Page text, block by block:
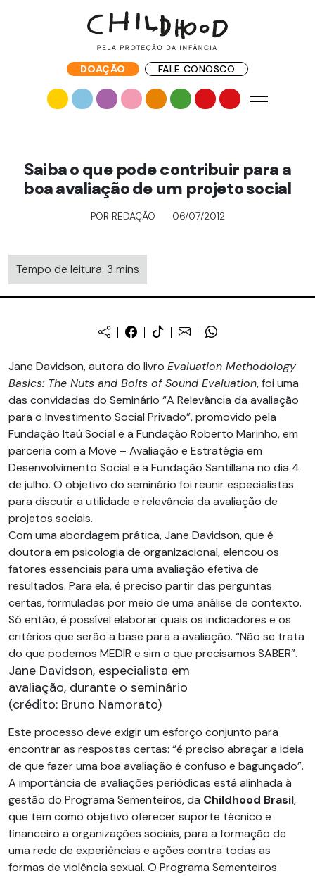
DOAÇÃO FALE CONOSCO
Saiba o que pode contribuir para a
boa avaliação de um projeto social
POR REDAÇÃO 06/07/2012
Tempo de leitura: 3 mins
Jane Davidson, autora do livro Evaluation Methodology
Basics: The Nuts and Bolts of Sound Evaluation, foi uma
das convidadas do Seminário “A Relevância da avaliação
para o Investimento Social Privado”, promovido pela
Fundação Itaú Social e a Fundação Roberto Marinho, em
parceria com a Move – Avaliação e Estratégia em
Desenvolvimento Social e a Fundação Santillana no dia 4
de julho. O objetivo do seminário foi reunir especialistas
para discutir a utilidade e relevância da avaliação de
projetos sociais.
Com uma abordagem prática, Jane Davidson, que é
doutora em psicologia de organizacional, elencou os
fatores essenciais para uma avaliação efetiva de
resultados. Para ela, é preciso partir das perguntas
certas, formuladas por meio de uma análise de contexto.
Só então, é possível elaborar quais os indicadores e os
critérios que serão a base para a avaliação. “Não se trata
do que podemos MEDIR e sim o que precisamos SABER”.
Jane Davidson, especialista em
avaliação, durante o seminário
(crédito: Bruno Namorato)
Este processo deve exigir um esforço conjunto para
encontrar as respostas certas: “é preciso abraçar a ideia
de que fazer uma boa avaliação é confuso e bagunçado”.
A importância de avaliações periódicas está alinhada à
gestão do Programa Sementeiros, da Childhood Brasil,
que tem como objetivo oferecer suporte técnico e
financeiro a organizações sociais, para a formação de
uma rede de experiências e ações contra todas as
formas de violência sexual. O Programa Sementeiros